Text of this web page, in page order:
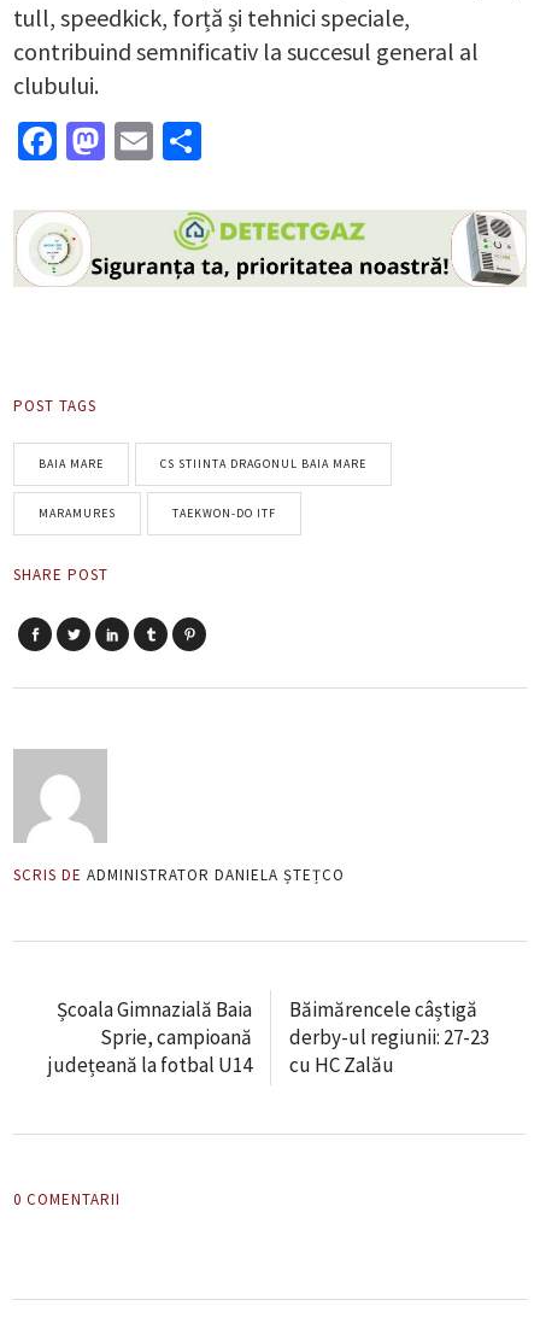
tull, speedkick, forță și tehnici speciale,
contribuind semnificativ la succesul general al
clubului.
Facebook
Mastodon
Email
POST TAGS
BAIA MARE CS STIINTA DRAGONUL BAIA MARE
MARAMURES TAEKWON-DO ITF
SHARE POST
SCRIS DE ADMINISTRATOR DANIELA ȘTEȚCO
Școala Gimnazială Baia
Sprie, campioană
județeană la fotbal U14
Băimărencele câștigă
derby-ul regiunii: 27-23
cu HC Zalău
0 COMENTARII